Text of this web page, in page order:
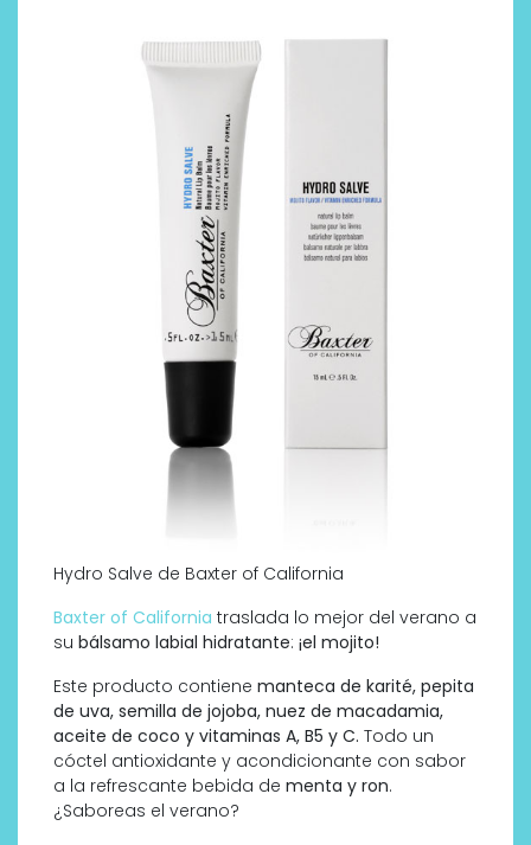
Hydro Salve de Baxter of California
Baxter of California traslada lo mejor del verano a
su bálsamo labial hidratante: ¡el mojito!
Este producto contiene manteca de karité, pepita
de uva, semilla de jojoba, nuez de macadamia,
aceite de coco y vitaminas A, B5 y C. Todo un
cóctel antioxidante y acondicionante con sabor
a la refrescante bebida de menta y ron.
¿Saboreas el verano?